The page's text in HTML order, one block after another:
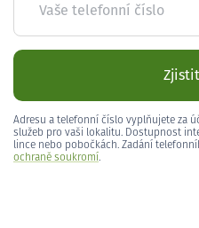
Vaše telefonní číslo
Adresu a telefonní číslo vyplňujete za
služeb pro vaši lokalitu. Dostupnost
lince nebo pobočkách. Zadání
ochraně soukromí.